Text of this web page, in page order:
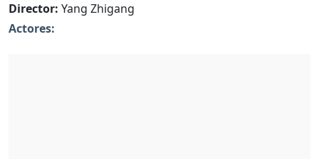
Director: Yang Zhigang
Actores: